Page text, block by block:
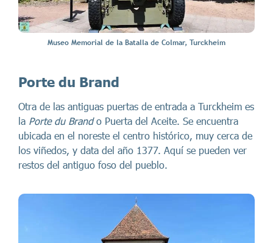
Museo Memorial de la Batalla de Colmar, Turckheim
Porte du Brand
Otra de las antiguas puertas de entrada a Turckheim es
la Porte du Brando Puerta del Aceite. Se encuentra
ubicada en el noreste el centro histórico, muy cerca de
los viñedos, y data del año 1377. Aquí se pueden ver
restos del antiguo foso del pueblo.